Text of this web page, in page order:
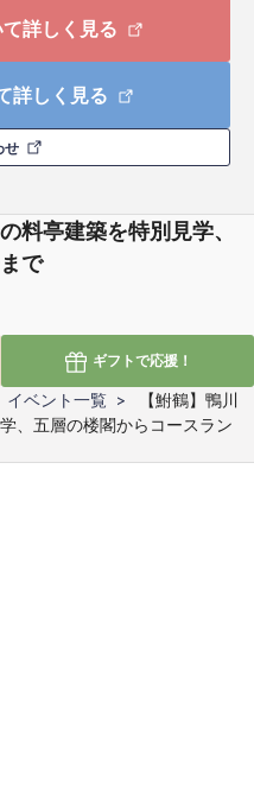
詳しく見る
詳しく見る
せ
料亭建築を特別見学、
で
ギフトで応援！
イベント一覧
【鮒鶴】鴨川
、五層の楼閣からコースラン